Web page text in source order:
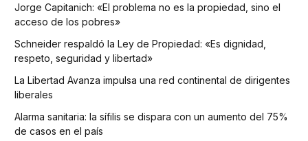
Jorge Capitanich: «El problema no es la propiedad, sino el
acceso de los pobres»
Schneider respaldó la Ley de Propiedad: «Es dignidad,
respeto, seguridad y libertad»
La Libertad Avanza impulsa una red continental de dirigentes
liberales
Alarma sanitaria: la sífilis se dispara con un aumento del 75%
de casos en el país